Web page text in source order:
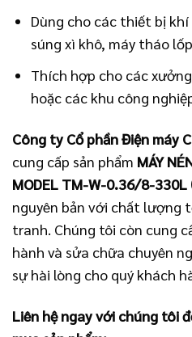
Dùng cho các thiết bị
súng xì khô, máy tháo
Thích hợp cho các
hoặc các khu công
Công ty Cổ phần Điện máy
cung cấp sản phẩm MÁY
MODEL TM-W-0.36/8-330L
nguyên bản với chất lượng
tranh. Chúng tôi còn cung
hành và sửa chữa chuyên
sự hài lòng cho quý khách
Liên hệ ngay với chúng tôi